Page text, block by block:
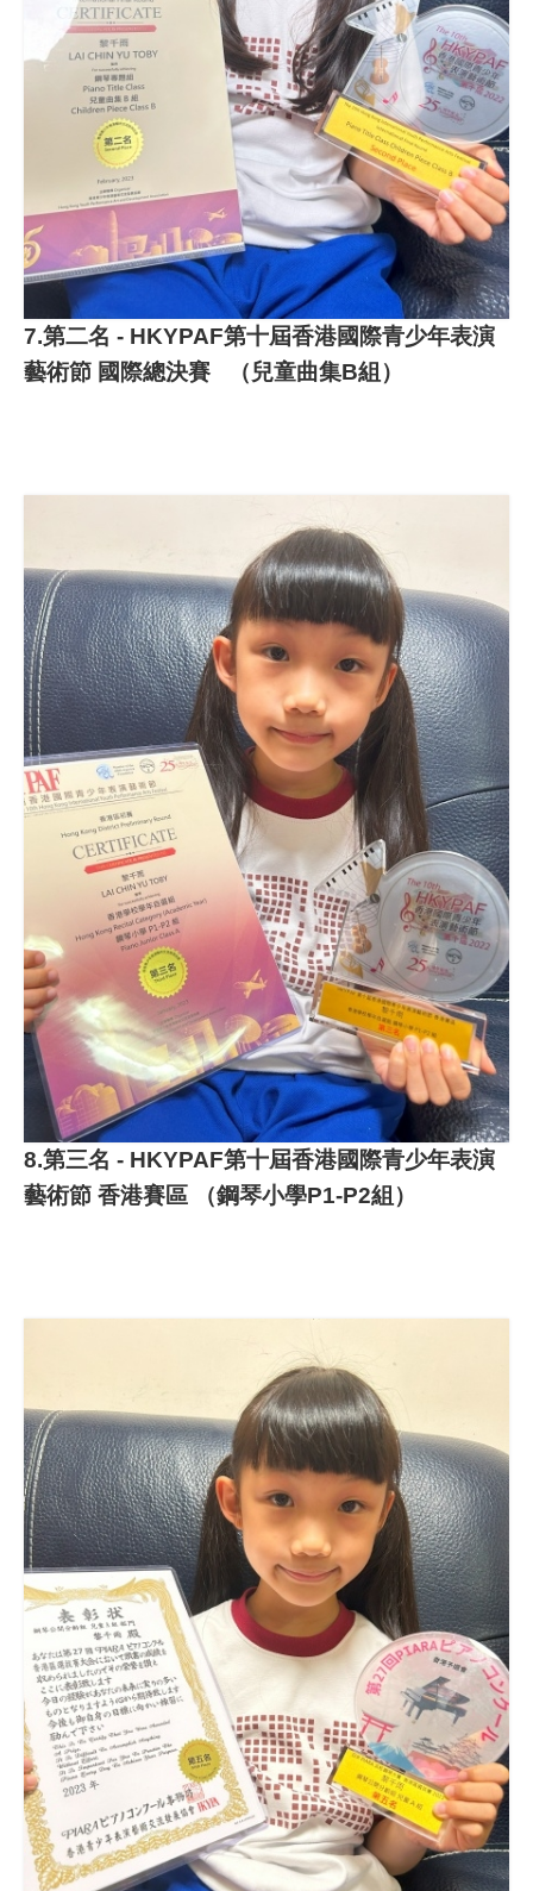
7.第二名 - HKYPAF第十屆香港國際青少年表演
藝術節 國際總決賽 （兒童曲集B組）
8.第三名 - HKYPAF第十屆香港國際青少年表演
藝術節 香港賽區 （鋼琴小學P1-P2組）